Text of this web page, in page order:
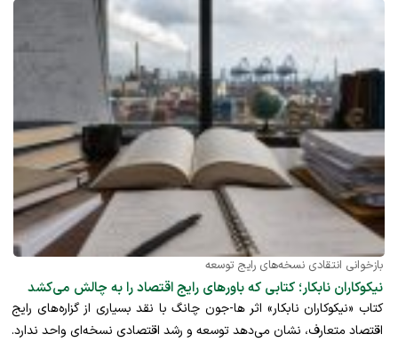
بازخوانی انتقادی نسخه‌های رایج توسعه
نیکوکاران نابکار؛ کتابی که باورهای رایج اقتصاد را به چالش می‌کشد
کتاب «نیکوکاران نابکار» اثر ها-جون چانگ با نقد بسیاری از گزاره‌های رایج
اقتصاد متعارف، نشان می‌دهد توسعه و رشد اقتصادی نسخه‌ای واحد ندارد.